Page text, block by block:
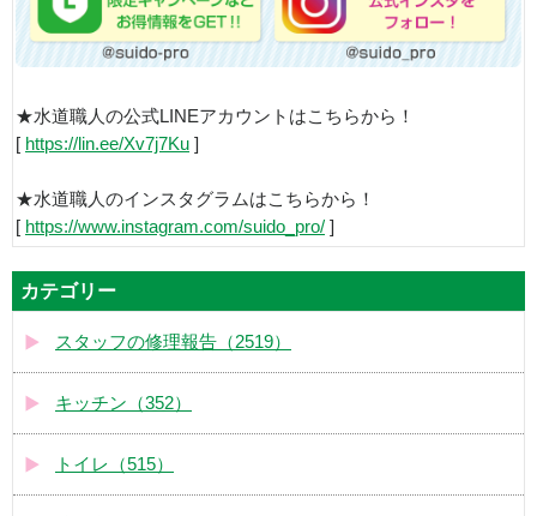
★水道職人の公式LINEアカウントはこちらから！
[ https://lin.ee/Xv7j7Ku ]
★水道職人のインスタグラムはこちらから！
[ https://www.instagram.com/suido_pro/ ]
カテゴリー
スタッフの修理報告（2519）
キッチン（352）
トイレ（515）